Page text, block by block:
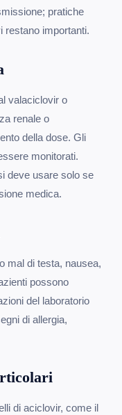
pratiche
restano importanti.
valaciclovir o
renale o
della dose. Gli
monitorati.
deve usare solo se
medica.
mal di testa, nausea,
possono
del laboratorio
di allergia,
di aciclovir, come il